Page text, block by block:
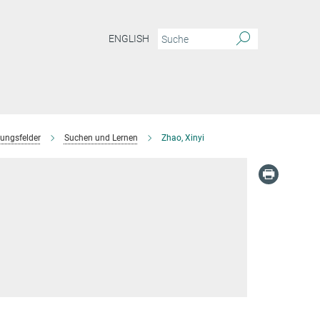
ENGLISH
Suchen und Lernen Zhao, Xinyi